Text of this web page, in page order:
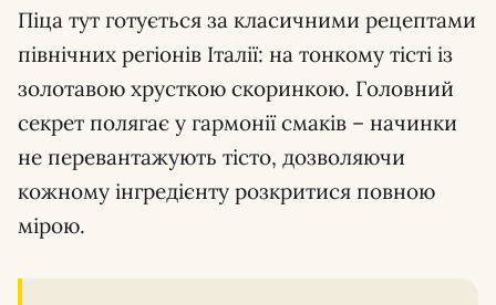
Піца тут готується за класичними рецептами
північних регіонів Італії: на тонкому тісті із
золотавою хрусткою скоринкою. Головний
секрет полягає у гармонії смаків – начинки
не перевантажують тісто, дозволяючи
кожному інгредієнту розкритися повною
мірою.